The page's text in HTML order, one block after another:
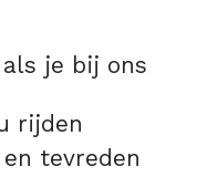
je bij ons
rijden
tevreden